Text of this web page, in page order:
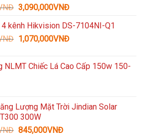
1,489,000VNĐ.
Giá
là:
5,959,000VNĐ.
3,090,000VNĐGiá
tại
là:
kênh Hikvision DS-7104NI-Q1
Giá
2,150,000VNĐ.
1,070,000VNĐGiá
là:
Chiếc Lá Cao Cấp 150w 150-
Lượng Mặt Trời Jindian Solar
300W
Giá
845,000VNĐGiá